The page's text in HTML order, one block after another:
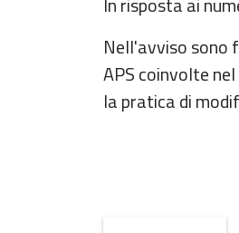
Nell'avviso sono
APS coinvolte
la pratica di